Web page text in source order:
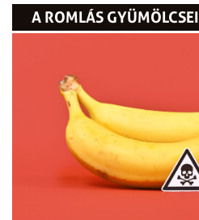
A ROMLÁS GYÜMÖLCSEI